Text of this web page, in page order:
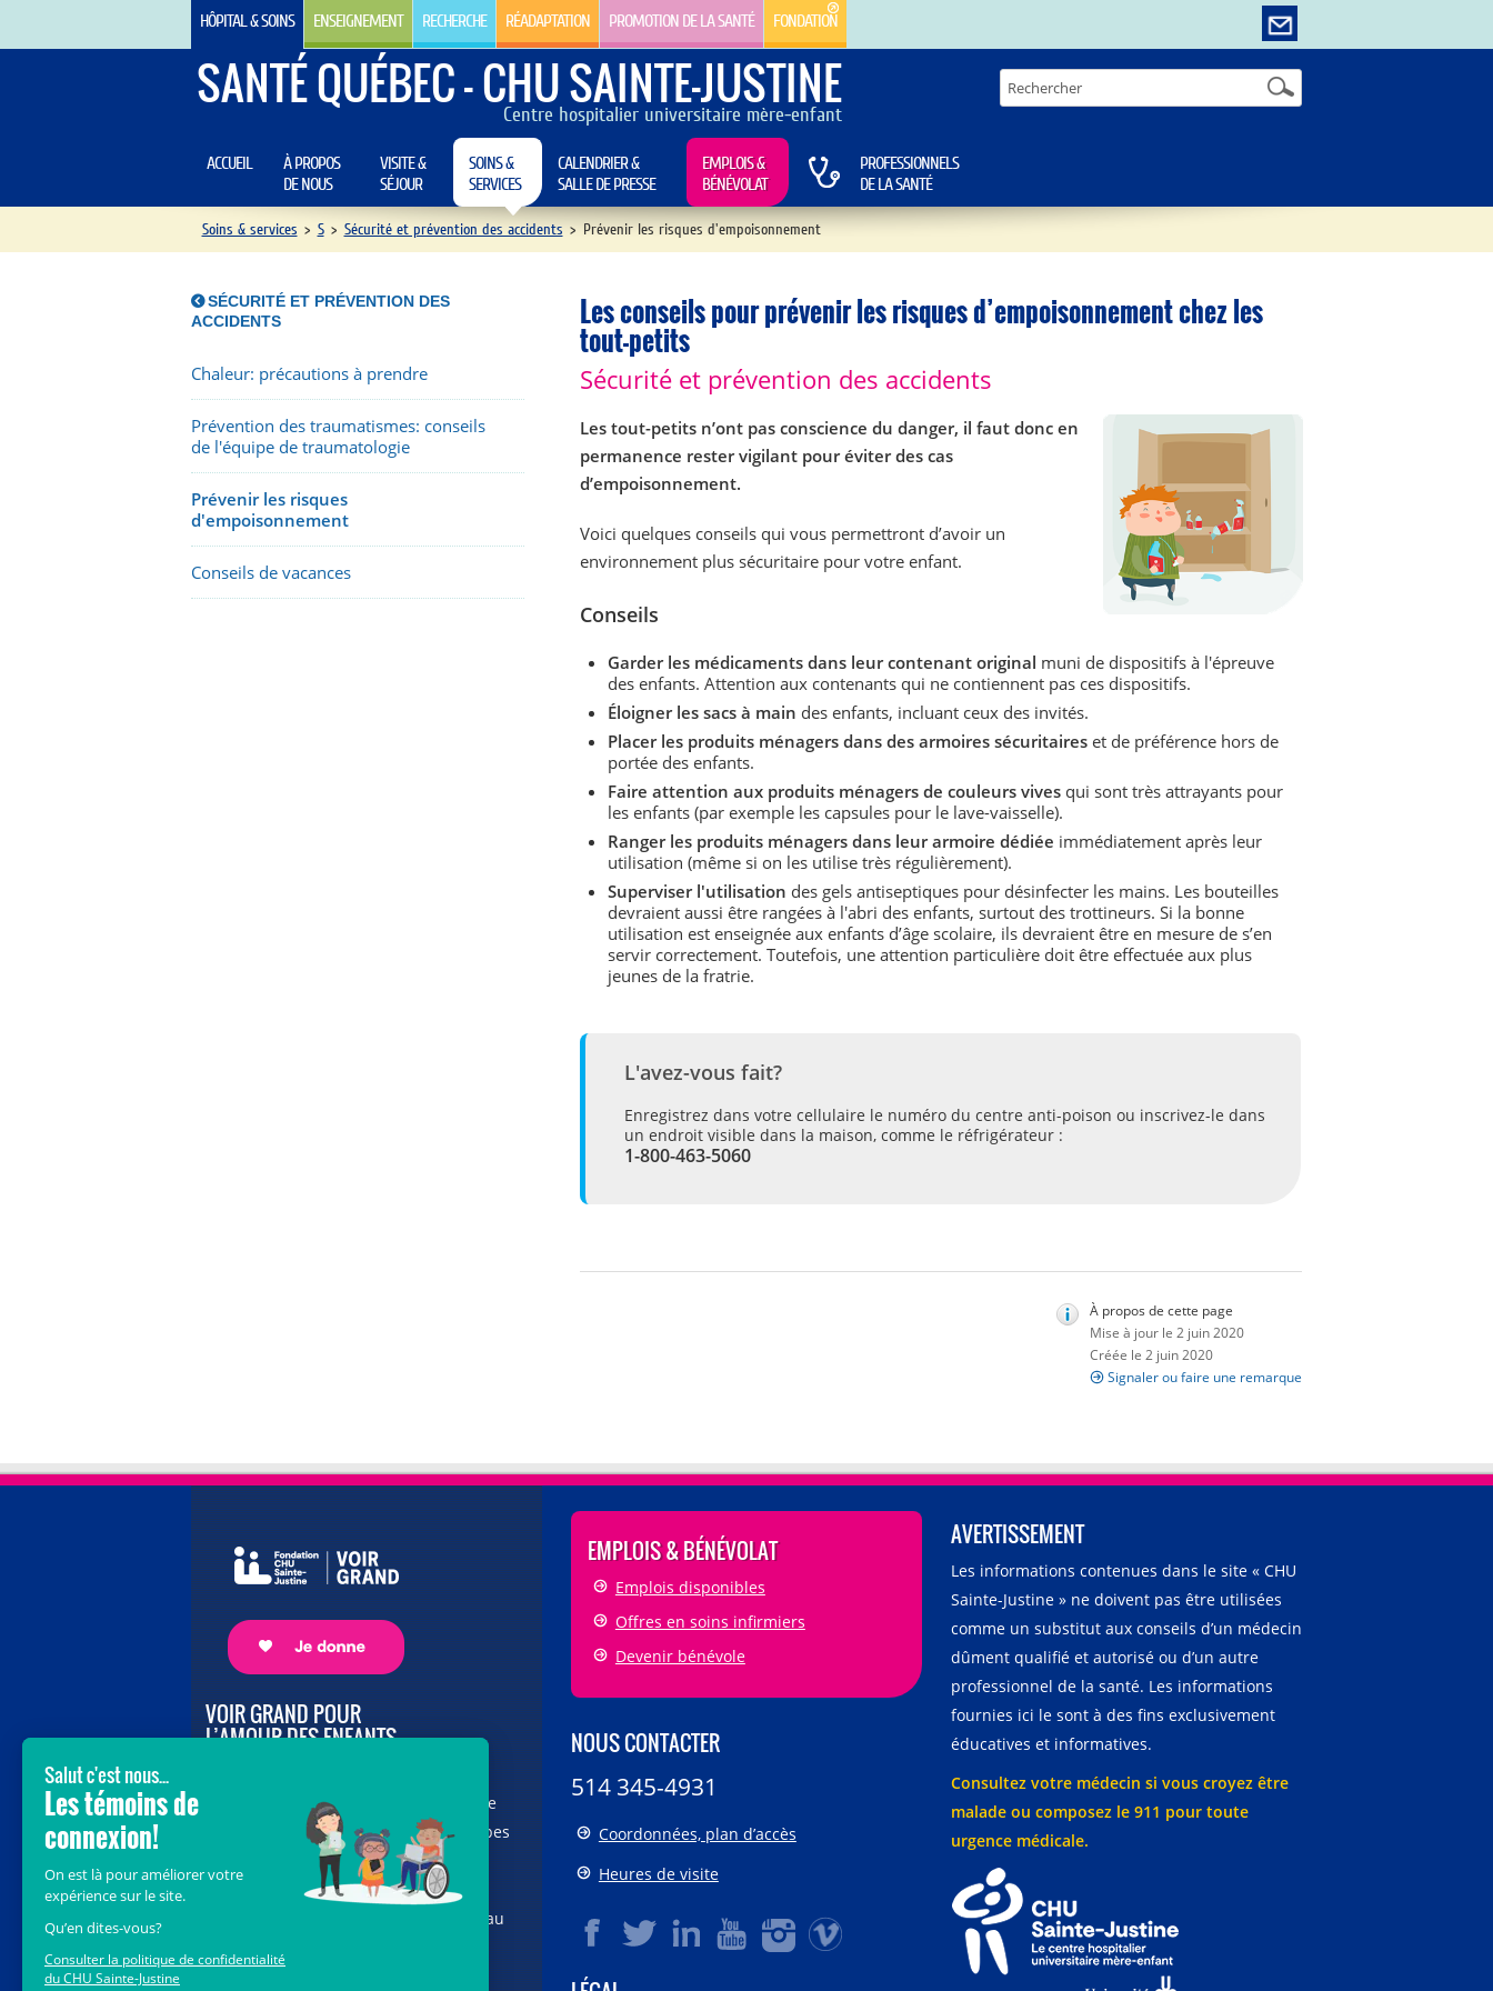
HÔPITAL & SOINS ENSEIGNEMENT RECHERCHE RÉADAPTATION PROMOTION DE LA SANTÉ FONDATION
SANTÉ QUÉBEC - CHU SAINTE-JUSTINE
Centre hospitalier universitaire mère-enfant
ACCUEIL
À PROPOS
DE NOUS
VISITE &
SÉJOUR
SOINS &
SERVICES
CALENDRIER &
SALLE DE PRESSE
EMPLOIS &
BÉNÉVOLAT
PROFESSIONNELS
DE LA SANTÉ
Soins & services > S > Sécurité et prévention des accidents > Prévenir les risques d'empoisonnement
SÉCURITÉ ET PRÉVENTION DES
ACCIDENTS
Chaleur: précautions à prendre
Prévention des traumatismes: conseils
de l'équipe de traumatologie
Prévenir les risques
d'empoisonnement
Conseils de vacances
Les conseils pour prévenir les risques d’empoisonnement chez les
tout-petits
Sécurité et prévention des accidents
Les tout-petits n’ont pas conscience du danger, il faut donc en
permanence rester vigilant pour éviter des cas
d’empoisonnement.
Voici quelques conseils qui vous permettront d’avoir un
environnement plus sécuritaire pour votre enfant.
Conseils
Garder les médicaments dans leur contenant original muni de dispositifs à l'épreuve
des enfants. Attention aux contenants qui ne contiennent pas ces dispositifs.
Éloigner les sacs à main des enfants, incluant ceux des invités.
Placer les produits ménagers dans des armoires sécuritaires et de préférence hors de
portée des enfants.
Faire attention aux produits ménagers de couleurs vives qui sont très attrayants pour
les enfants (par exemple les capsules pour le lave-vaisselle).
Ranger les produits ménagers dans leur armoire dédiée immédiatement après leur
utilisation (même si on les utilise très régulièrement).
Superviser l'utilisation des gels antiseptiques pour désinfecter les mains. Les bouteilles
devraient aussi être rangées à l'abri des enfants, surtout des trottineurs. Si la bonne
utilisation est enseignée aux enfants d’âge scolaire, ils devraient être en mesure de s’en
servir correctement. Toutefois, une attention particulière doit être effectuée aux plus
jeunes de la fratrie.
L'avez-vous fait?
Enregistrez dans votre cellulaire le numéro du centre anti-poison ou inscrivez-le dans
un endroit visible dans la maison, comme le réfrigérateur :
1-800-463-5060
À propos de cette page
Mise à jour le 2 juin 2020
Créée le 2 juin 2020
Signaler ou faire une remarque
VOIR GRAND POUR
L’AMOUR DES ENFANTS
vous au cœur de la campagne majeure
Voir Grand, nous conduisons les équipes
soignantes vers les opportunités de la
science et des nouvelles technologies
pour que chaque enfant, où qu’il soit au
EMPLOIS & BÉNÉVOLAT
Emplois disponibles
Offres en soins infirmiers
Devenir bénévole
NOUS CONTACTER
514 345-4931
Coordonnées, plan d’accès
Heures de visite
AVERTISSEMENT
Les informations contenues dans le site « CHU
Sainte-Justine » ne doivent pas être utilisées
comme un substitut aux conseils d’un médecin
dûment qualifié et autorisé ou d’un autre
professionnel de la santé. Les informations
fournies ici le sont à des fins exclusivement
éducatives et informatives.
Consultez votre médecin si vous croyez être
malade ou composez le 911 pour toute
urgence médicale.